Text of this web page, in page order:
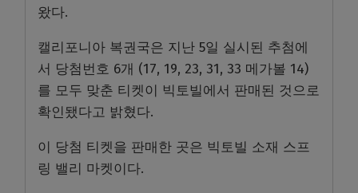
왔다.
캘리포니아 복권국은 지난 5일 실시된 추첨에
서 당첨번호 6개 (17, 19, 23, 31, 33 메가볼 14)
를 모두 맞춘 티켓이 빅토빌에서 판매된 것으로
확인됐다고 밝혔다.
이 당첨 티켓을 판매한 곳은 빅토빌 소재 스프
링 밸리 마켓이다.